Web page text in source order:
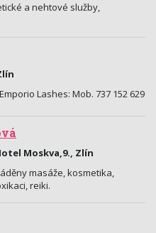
a nehtové služby,
Lashes: Mob. 737 152 629
Moskva,9., Zlín
masáže, kosmetika,
reiki.